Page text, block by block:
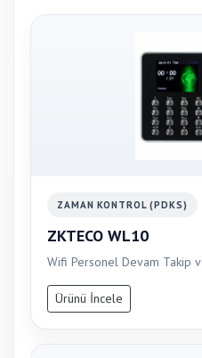
ZAMAN KONTROL (PDKS)
ZKTECO WL10
Wifi Personel Devam Takip
Ürünü İncele